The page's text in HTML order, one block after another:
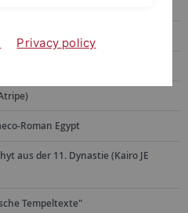
Roman Egypt
aus der 11. Dynastie (Kairo JE
Tempeltexte"
Privacy policy